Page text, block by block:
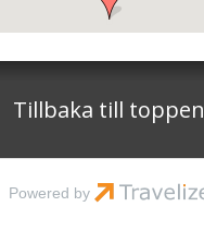
Tillbaka till toppen
Powered by